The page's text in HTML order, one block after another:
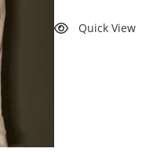
Quick View